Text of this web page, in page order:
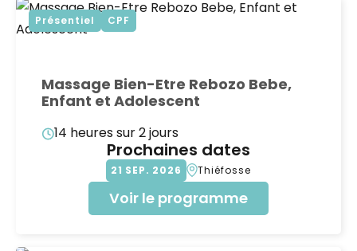
Présentiel CPF
Massage Bien-Etre Rebozo Bebe,
Enfant et Adolescent
14 heures sur 2 jours
Prochaines dates
21 SEP 2026 Thiéfosse
Voir le programme